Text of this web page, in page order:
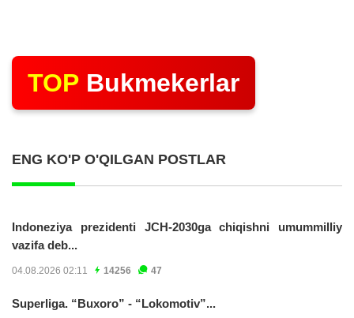
TOP Bukmekerlar
ENG KO'P O'QILGAN POSTLAR
Indoneziya prezidenti JCH-2030ga chiqishni umummilliy
vazifa deb...
04.08.2026 02:11 14256 47
Superliga. “Buxoro” - “Lokomotiv”...